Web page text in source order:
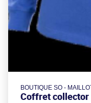
BOUTIQUE SO -
Coffret collector